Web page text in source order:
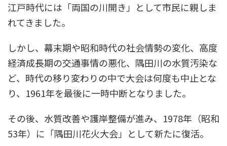
江戸時代には「両国の川開き」として市民に親しま
れてきました。
しかし、幕末期や昭和時代の社会情勢の変化、高度
経済成長期の交通事情の悪化、隅田川の水質汚染な
ど、時代の移り変わりの中で大会は何度も中止とな
り、1961年を最後に一時中断となりました。
その後、水質改善や護岸整備が進み、1978年（昭和
53年）に「隅田川花火大会」として新たに復活。